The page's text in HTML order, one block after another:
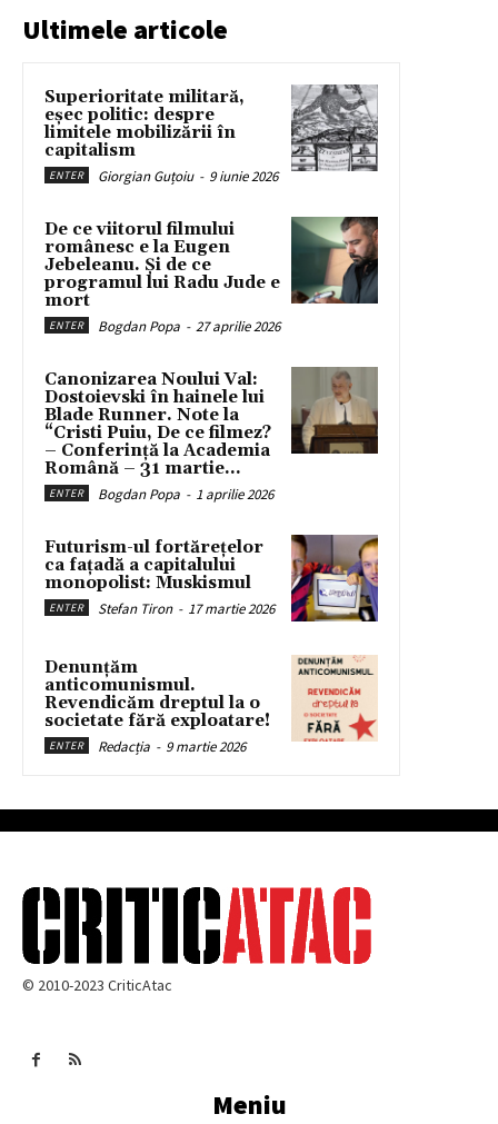
Ultimele articole
Superioritate militară,
eșec politic: despre
limitele mobilizării în
capitalism
ENTER Giorgian Guțoiu - 9 iunie 2026
De ce viitorul filmului
românesc e la Eugen
Jebeleanu. Și de ce
programul lui Radu Jude e
mort
ENTER Bogdan Popa - 27 aprilie 2026
Canonizarea Noului Val:
Dostoievski în hainele lui
Blade Runner. Note la
“Cristi Puiu, De ce filmez?
– Conferință la Academia
Română – 31 martie...
ENTER Bogdan Popa - 1 aprilie 2026
Futurism-ul fortărețelor
ca fațadă a capitalului
monopolist: Muskismul
ENTER Stefan Tiron - 17 martie 2026
Denunțăm
anticomunismul.
Revendicăm dreptul la o
societate fără exploatare!
ENTER Redacția - 9 martie 2026
© 2010-2023 CriticAtac
Meniu